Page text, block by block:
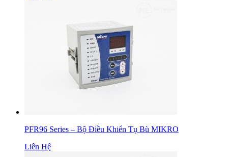
PFR96 Series – Bộ Điều Khiển Tụ Bù MIKRO
Liên Hệ